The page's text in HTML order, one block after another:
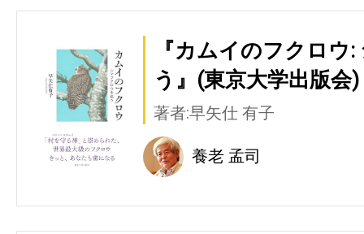
『カムイのフクロウ
う』(東京大学出版会)
著者:早矢仕 有子
養老 孟司